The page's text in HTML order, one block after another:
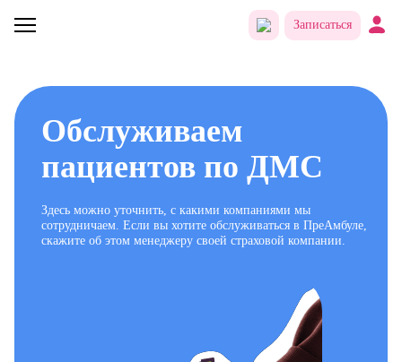
Записаться
Обслуживаем
пациентов по ДМС
Здесь можно уточнить, с какими компаниями мы
сотрудничаем. Если вы хотите обслуживаться в ПреАмбуле,
скажите об этом менеджеру своей страховой компании.